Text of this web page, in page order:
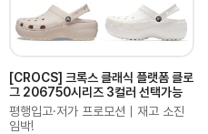
[CROCS] 크록스 클래식 플랫폼 클로
그 206750시리즈 3컬러 선택가능
평행입고·저가 프로모션｜재고 소진
임박!